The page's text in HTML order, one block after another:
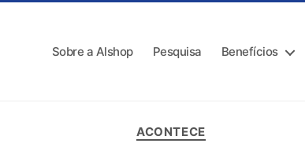
Sobre a Alshop Pesquisa Benefícios
ACONTECE